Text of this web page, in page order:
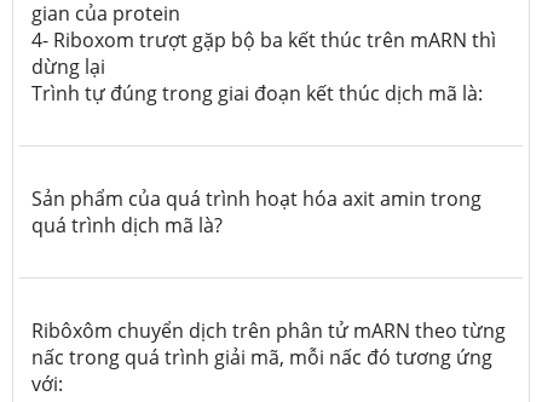
gian của protein
4- Riboxom trượt gặp bộ ba kết thúc trên mARN thì
dừng lại
Trình tự đúng trong giai đoạn kết thúc dịch mã là:
Sản phẩm của quá trình hoạt hóa axit amin trong
quá trình dịch mã là?
Ribôxôm chuyển dịch trên phân tử mARN theo từng
nấc trong quá trình giải mã, mỗi nấc đó tương ứng
với: